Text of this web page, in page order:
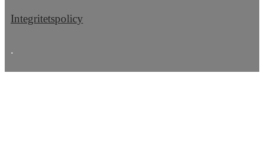
Integritetspolicy
.